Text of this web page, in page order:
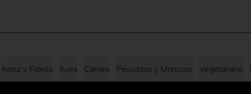
Arroz y Fideos Aves Carnes Pescados y Mariscos Vegetariano